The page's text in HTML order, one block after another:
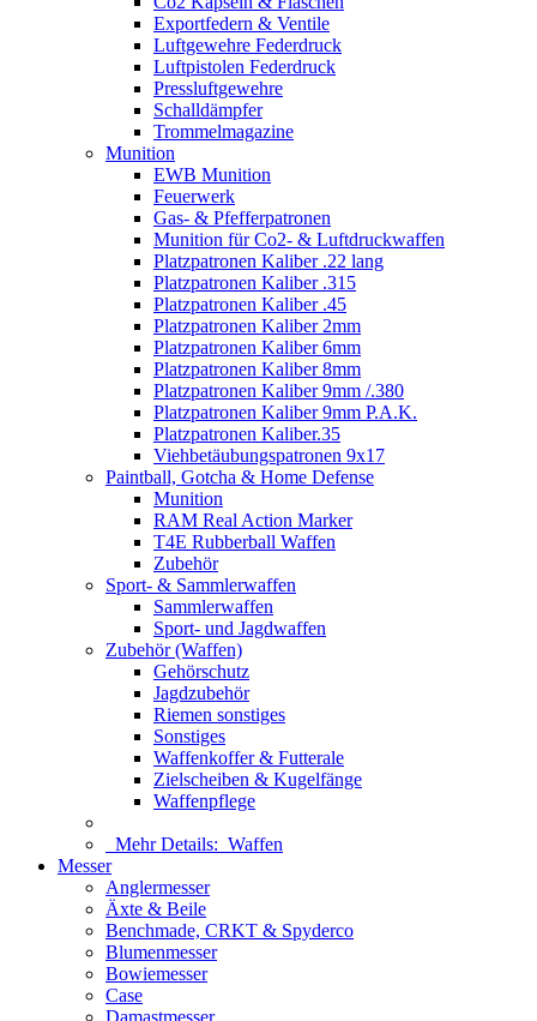
Exportfedern & Ventile
Luftgewehre Federdruck
Luftpistolen Federdruck
Pressluftgewehre
Schalldämpfer
Trommelmagazine
Munition
EWB Munition
Feuerwerk
Gas- & Pfefferpatronen
Munition für Co2- & Luftdruckwaffen
Platzpatronen Kaliber .22 lang
Platzpatronen Kaliber .315
Platzpatronen Kaliber .45
Platzpatronen Kaliber 2mm
Platzpatronen Kaliber 6mm
Platzpatronen Kaliber 8mm
Platzpatronen Kaliber 9mm /.380
Platzpatronen Kaliber 9mm P.A.K.
Platzpatronen Kaliber.35
Viehbetäubungspatronen 9x17
Paintball, Gotcha & Home Defense
Munition
RAM Real Action Marker
T4E Rubberball Waffen
Zubehör
Sport- & Sammlerwaffen
Sammlerwaffen
Sport- und Jagdwaffen
Zubehör (Waffen)
Gehörschutz
Jagdzubehör
Riemen sonstiges
Sonstiges
Waffenkoffer & Futterale
Zielscheiben & Kugelfänge
Waffenpflege
Mehr Details: Waffen
Messer
Anglermesser
Äxte & Beile
Benchmade, CRKT & Spyderco
Blumenmesser
Bowiemesser
Case
Damastmesser